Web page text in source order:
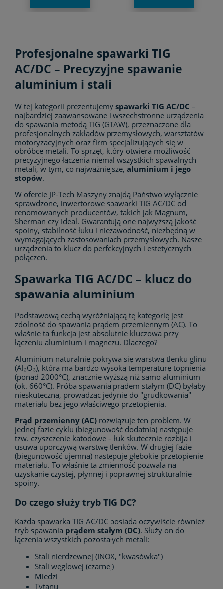
Profesjonalne spawarki TIG
AC/DC – Precyzyjne spawanie
aluminium i stali
W tej kategorii prezentujemy spawarki TIG AC/DC –
najbardziej zaawansowane i wszechstronne urządzenia
do spawania metodą TIG (GTAW), przeznaczone dla
profesjonalnych zakładów przemysłowych, warsztatów
motoryzacyjnych oraz firm specjalizujących się w
obróbce metali. To sprzęt, który otwiera możliwość
precyzyjnego łączenia niemal wszystkich spawalnych
metali, w tym, co najważniejsze, aluminium i jego
stopów.
W ofercie JP-Tech Maszyny znajdą Państwo wyłącznie
sprawdzone, inwertorowe spawarki TIG AC/DC od
renomowanych producentów, takich jak Magnum,
Sherman czy Ideal. Gwarantują one najwyższą jakość
spoiny, stabilność łuku i niezawodność, niezbędną w
wymagających zastosowaniach przemysłowych. Nasze
urządzenia to klucz do perfekcyjnych i estetycznych
połączeń.
Spawarka TIG AC/DC – klucz do
spawania aluminium
Podstawową cechą wyróżniającą tę kategorię jest
zdolność do spawania prądem przemiennym (AC). To
właśnie ta funkcja jest absolutnie kluczowa przy
łączeniu aluminium i magnezu. Dlaczego?
Aluminium naturalnie pokrywa się warstwą tlenku glinu
(Al₂O₃), która ma bardzo wysoką temperaturę topnienia
(ponad 2000°C), znacznie wyższą niż samo aluminium
(ok. 660°C). Próba spawania prądem stałym (DC) byłaby
nieskuteczna, prowadząc jedynie do "grudkowania"
materiału bez jego właściwego przetopienia.
Prąd przemienny (AC) rozwiązuje ten problem. W
jednej fazie cyklu (biegunowość dodatnia) następuje
tzw. czyszczenie katodowe – łuk skutecznie rozbija i
usuwa uporczywą warstwę tlenków. W drugiej fazie
(biegunowość ujemna) następuje głębokie przetopienie
materiału. To właśnie ta zmienność pozwala na
uzyskanie czystej, płynnej i poprawnej strukturalnie
spoiny.
Do czego służy tryb TIG DC?
Każda spawarka TIG AC/DC posiada oczywiście również
tryb spawania prądem stałym (DC). Służy on do
łączenia wszystkich pozostałych metali:
Stali nierdzewnej (INOX, "kwasówka")
Stali węglowej (czarnej)
Miedzi
Tytanu